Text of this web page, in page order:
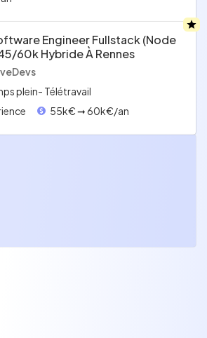
Engineer Fullstack (node
60k Hybride À Rennes
plein- Télétravail
55k€ ➞ 60k€/an